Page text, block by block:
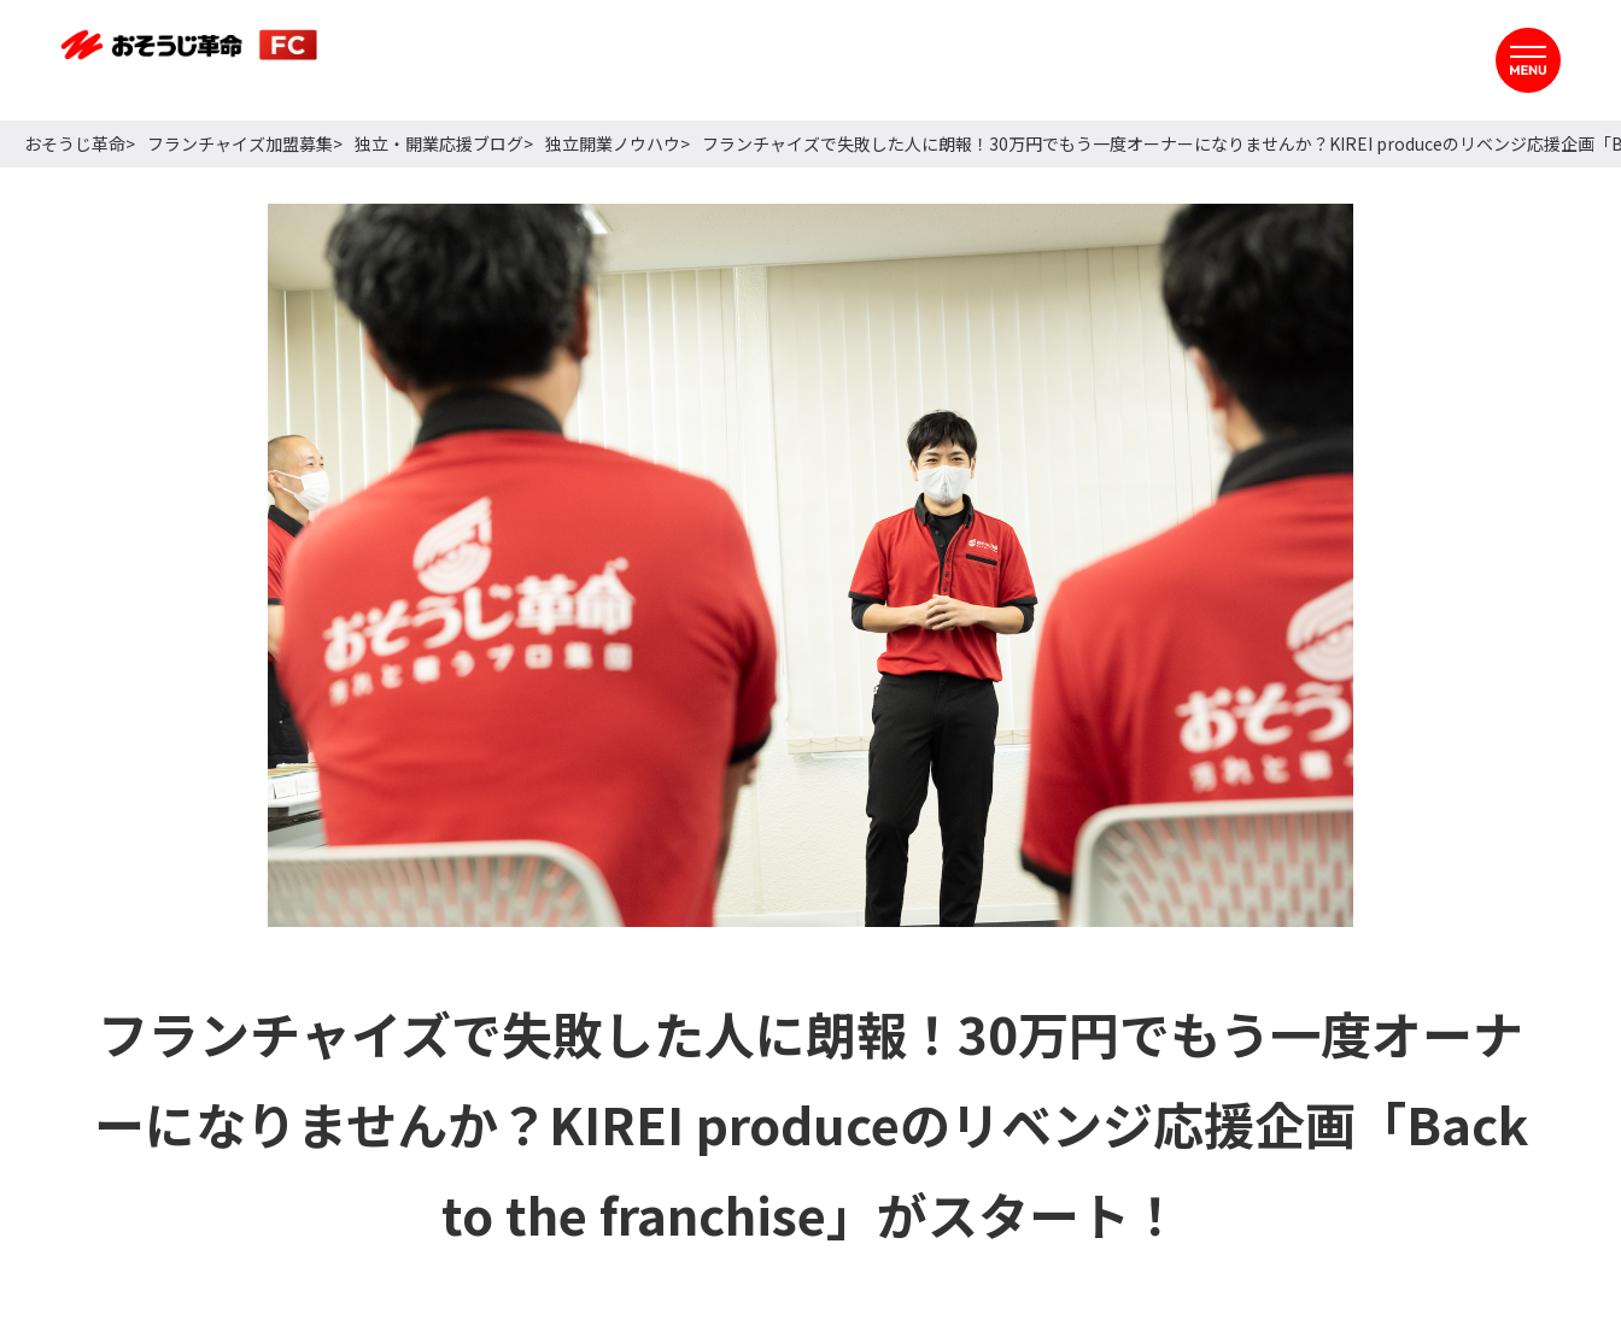
おそうじ革命 フランチャイズ加盟募集 独立・開業応援ブログ 独立開業ノウハウ フランチャイズで失敗した人に朗報！30万円でもう一度オーナーになりませんか？KIREI produceのリベンジ応援企画
フランチャイズで失敗した人に朗報！30万円でもう一度オーナ
ーになりませんか？KIREI produceのリベンジ応援企画「Back
to the franchise」がスタート！